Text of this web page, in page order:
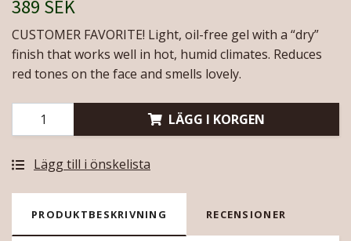
389 SEK
CUSTOMER FAVORITE! Light, oil-free gel with a “dry”
finish that works well in hot, humid climates. Reduces
red tones on the face and smells lovely.
LÄGG I KORGEN
Lägg till i önskelista
PRODUKTBESKRIVNING RECENSIONER